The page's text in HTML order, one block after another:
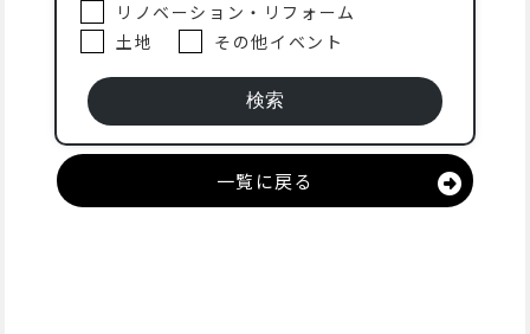
リノベーション・リフォーム
土地
その他イベント
一覧に戻る